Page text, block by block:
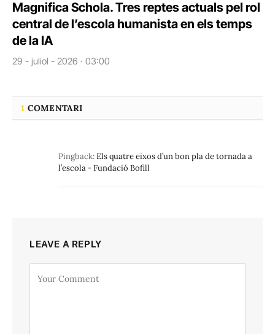
Magnifica Schola. Tres reptes actuals pel rol
central de l’escola humanista en els temps
de la IA
29 - juliol - 2026 · 03:00
1 COMENTARI
Pingback:Els quatre eixos d’un bon pla de tornada a
l’escola - Fundació Bofill
LEAVE A REPLY